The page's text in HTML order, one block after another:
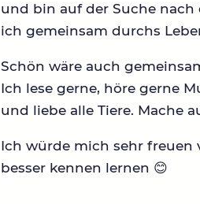
und bin auf der Suche
ich gemeinsam durchs
Schön wäre auch
Ich lese gerne, höre gerne
und liebe alle Tiere. Mache
Ich würde mich sehr
besser kennen lernen 😊